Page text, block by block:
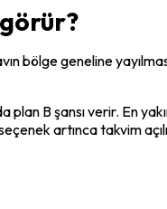
bölge geneline
B şansı verir. En
artınca takvim